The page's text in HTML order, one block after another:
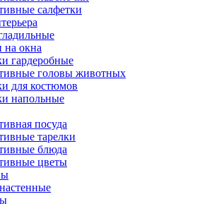
салфетки
на окна
гардеробные
головы животных
для костюмов
напольные
посуда
тарелки
блюда
цветы